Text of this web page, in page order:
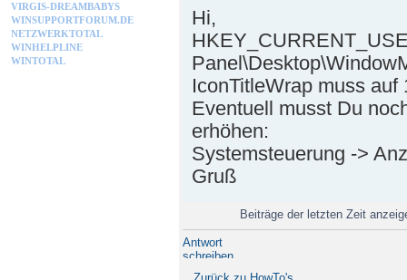
Hi,
IconTitleWrap muss auf
Eventuell musst Du
erhöhen:
Systemsteuerung ->
Gruß
Beiträge der letzten Zeit
Antwort
schreiben
VIRGIS-DREAMBABYS
WINSUPPORTFORUM.DE
NETZWERKTOTAL
WINHELPLINE
WINTOTAL